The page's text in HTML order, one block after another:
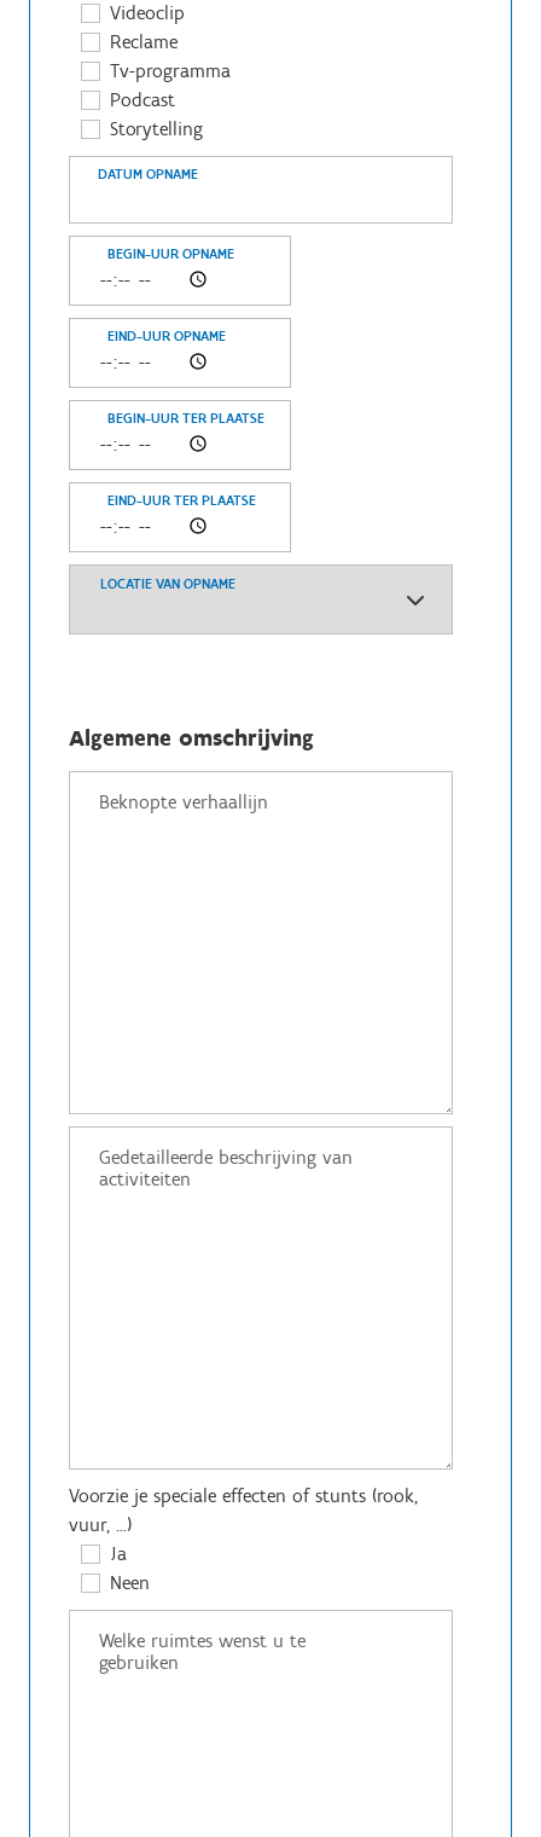
Videoclip
Reclame
Tv-programma
Podcast
Storytelling
DATUM OPNAME
BEGIN-UUR OPNAME
EIND-UUR OPNAME
BEGIN-UUR TER PLAATSE
EIND-UUR TER PLAATSE
LOCATIE VAN OPNAME
Algemene omschrijving
Voorzie je speciale effecten of stunts (rook,
vuur, ...)
Ja
Neen